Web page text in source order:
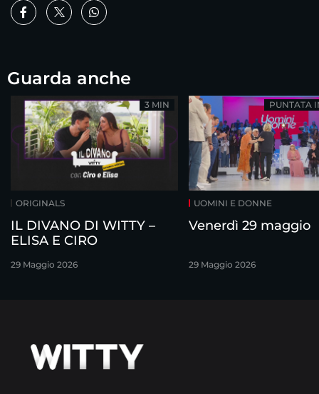
Guarda anche
ORIGINALS
IL DIVANO DI WITTY –
ELISA E CIRO
29 Maggio 2026
3 MIN
UOMINI E DONNE
Venerdì 29 maggio
29 Maggio 2026
PUNTATA